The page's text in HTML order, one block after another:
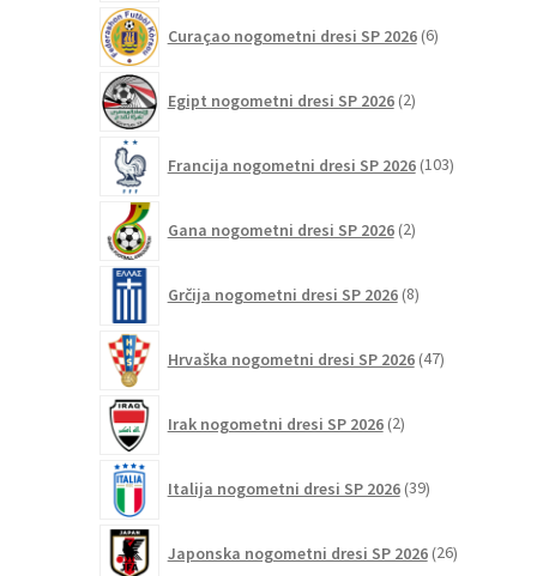
Curaçao nogometni dresi SP 2026 6izdelkov
Egipt nogometni dresi SP 2026 2izdelka
Francija nogometni dresi SP 2026 103izdelki
Gana nogometni dresi SP 2026 2izdelka
Grčija nogometni dresi SP 2026 8izdelkov
Hrvaška nogometni dresi SP 2026 47izdelkov
Irak nogometni dresi SP 2026 2izdelka
Italija nogometni dresi SP 2026 39izdelkov
Japonska nogometni dresi SP 2026 26izdelkov